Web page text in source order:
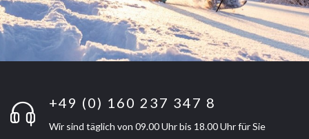
+49 (0) 160 237 347 8
Wir sind täglich von 09.00 Uhr bis 18.00 Uhr für Sie